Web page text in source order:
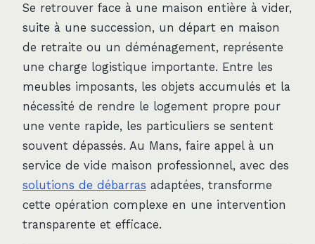
Se retrouver face à une maison entière à vider,
suite à une succession, un départ en maison
de retraite ou un déménagement, représente
une charge logistique importante. Entre les
meubles imposants, les objets accumulés et la
nécessité de rendre le logement propre pour
une vente rapide, les particuliers se sentent
souvent dépassés. Au Mans, faire appel à un
service de vide maison professionnel, avec des
solutions de débarras adaptées, transforme
cette opération complexe en une intervention
transparente et efficace.